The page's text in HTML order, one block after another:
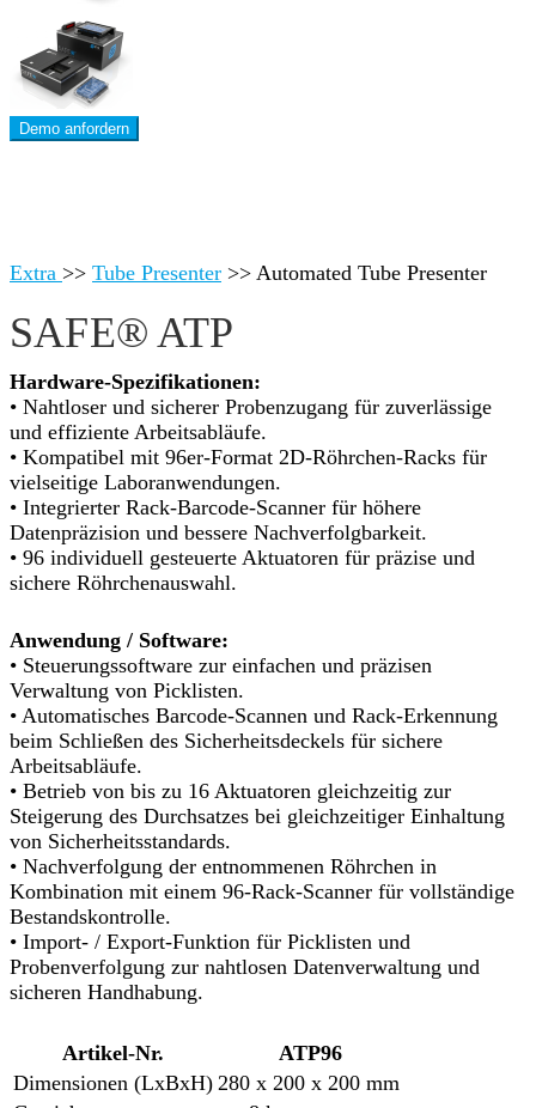
Demo anfordern
Extra >> Tube Presenter >> Automated Tube Presenter
SAFE® ATP
Hardware-Spezifikationen:
• Nahtloser und sicherer Probenzugang für zuverlässige
und effiziente Arbeitsabläufe.
• Kompatibel mit 96er-Format 2D-Röhrchen-Racks für
vielseitige Laboranwendungen.
• Integrierter Rack-Barcode-Scanner für höhere
Datenpräzision und bessere Nachverfolgbarkeit.
• 96 individuell gesteuerte Aktuatoren für präzise und
sichere Röhrchenauswahl.
Anwendung / Software:
• Steuerungssoftware zur einfachen und präzisen
Verwaltung von Picklisten.
• Automatisches Barcode-Scannen und Rack-Erkennung
beim Schließen des Sicherheitsdeckels für sichere
Arbeitsabläufe.
• Betrieb von bis zu 16 Aktuatoren gleichzeitig zur
Steigerung des Durchsatzes bei gleichzeitiger Einhaltung
von Sicherheitsstandards.
• Nachverfolgung der entnommenen Röhrchen in
Kombination mit einem 96-Rack-Scanner für vollständige
Bestandskontrolle.
• Import- / Export-Funktion für Picklisten und
Probenverfolgung zur nahtlosen Datenverwaltung und
sicheren Handhabung.
Artikel-Nr.
ATP96
Dimensionen (LxBxH) 280 x 200 x 200 mm